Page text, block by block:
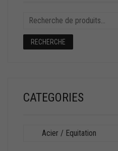
RECHERCHE
CATEGORIES
Acier / Equitation